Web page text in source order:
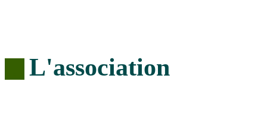
L'association